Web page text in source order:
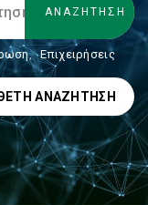
, Επιχειρήσεις
ΑΝΑΖΉΤΗΣΗ